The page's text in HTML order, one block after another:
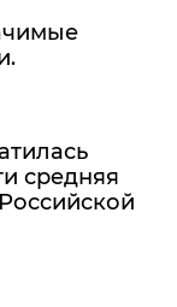
средняя